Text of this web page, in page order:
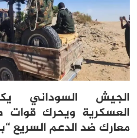
الجيش السوداني
العسكرية ويحرك
معارك ضد الدعم السريع